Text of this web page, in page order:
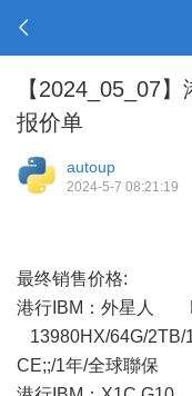
【2024_05_07
报价单
autoup
2024-5-7 08:21:19
最终销售价格:
港行IBM： 外星
13980HX/64G/2TB/
CE;;/1年/全球聯保